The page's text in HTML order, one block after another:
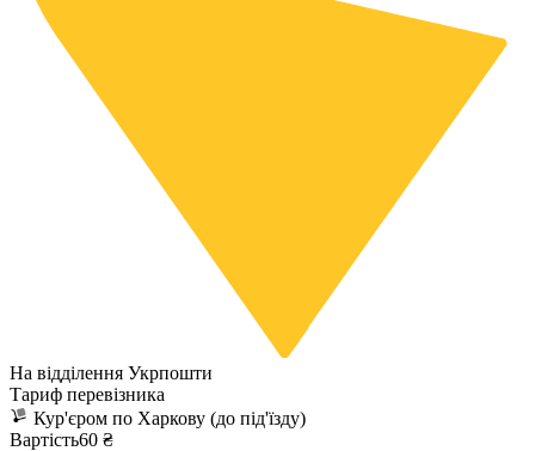
На відділення Укрпошти
Тариф перевізника
Кур'єром по Харкову (до під'їзду)
Вартість60 ₴